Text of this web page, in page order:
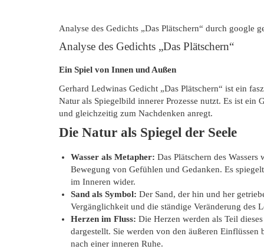
Analyse des Gedichts „Das Plätschern“ durch google
Analyse des Gedichts „Das Plätschern“
Ein Spiel von Innen und Außen
Gerhard Ledwinas Gedicht „Das Plätschern“ ist ein
Natur als Spiegelbild innerer Prozesse nutzt. Es ist ein
und gleichzeitig zum Nachdenken anregt.
Die Natur als Spiegel der Seele
Wasser als Metapher: Das Plätschern des
Bewegung von Gefühlen und Gedanken. Es
im Inneren wider.
Sand als Symbol: Der Sand, der hin und her
Vergänglichkeit und die ständige Veränderung des
Herzen im Fluss: Die Herzen werden als Teil
dargestellt. Sie werden von den äußeren
nach einer inneren Ruhe.